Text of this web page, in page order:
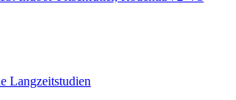
Langzeitstudien